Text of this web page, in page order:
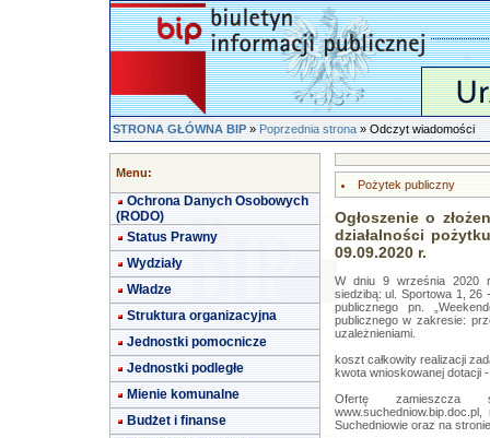
STRONA GŁÓWNA BIP»Poprzednia strona» Odczyt wiadomości
Menu:
Ochrona Danych Osobowych
(RODO)
Status Prawny
Wydziały
Władze
Struktura organizacyjna
Jednostki pomocnicze
Jednostki podległe
Mienie komunalne
Budżet i finanse
Pożytek publiczny
Ogłoszenie o
działalności
09.09.2020 r.
W dniu 9 września 2020
siedzibą: ul. Sportowa 1, 26
publicznego pn.
publicznego w zakresie:
uzależnieniami.
koszt całkowity realizacji
kwota wnioskowanej dotacji -
Ofertę zamieszcza
Suchedniowie oraz na